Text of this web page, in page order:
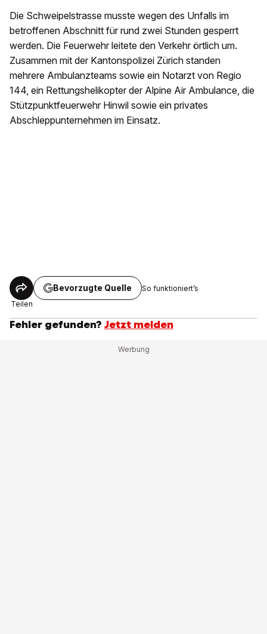
Die Schweipelstrasse musste wegen des Unfalls im
betroffenen Abschnitt für rund zwei Stunden gesperrt
werden. Die Feuerwehr leitete den Verkehr örtlich um.
Zusammen mit der Kantonspolizei Zürich standen
mehrere Ambulanzteams sowie ein Notarzt von Regio
144, ein Rettungshelikopter der Alpine Air Ambulance, die
Stützpunktfeuerwehr Hinwil sowie ein privates
Abschleppunternehmen im Einsatz.
Teilen
Bevorzugte Quelle So funktioniert’s
Fehler gefunden? Jetzt melden